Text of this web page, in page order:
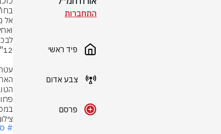
התחברות
פיד ראשי
צבע אדום
פרסם
#